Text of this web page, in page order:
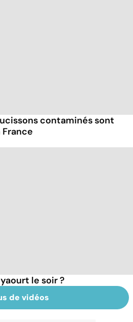
contaminés sont
le soir ?
de vidéos